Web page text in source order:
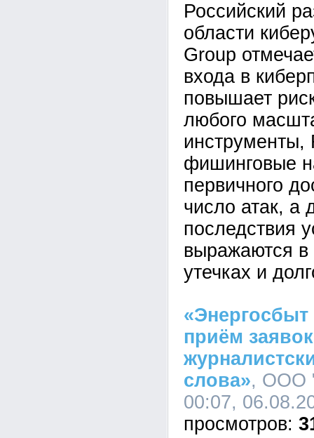
Российский
области
Group
входа в
повышает
любого
фишинговые
первичного
число атак, а
последствия
выражаются в
утечках и
приём
слова», ООО
00:07,